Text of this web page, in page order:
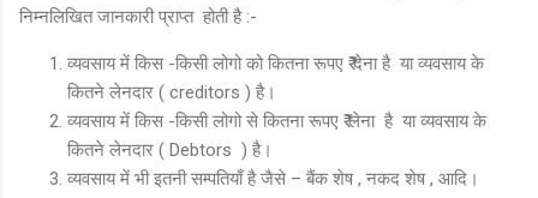
निम्नलिखित जानकारी प्राप्त होती है :-
व्यवसाय में किस -किसी लोगो को कितना रूपए ₹ देना है या व्यवसाय के
कितने लेनदार ( creditors ) है।
व्यवसाय में किस -किसी लोगो से कितना रूपए ₹ लेना है या व्यवसाय के
कितने लेनदार ( Debtors ) है।
व्यवसाय में भी इतनी सम्पतियाँ है जैसे – बैंक शेष , नकद शेष , आदि।